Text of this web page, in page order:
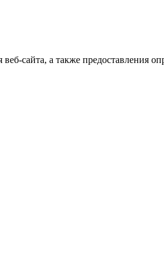
сайта, а также предоставления